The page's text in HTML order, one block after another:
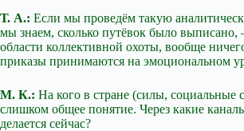
Т. А.: Если мы проведём такую
мы знаем, сколько путёвок было выписано,
области коллективной охоты, вообще
приказы принимаются на эмоциональном
М. К.: На кого в стране (силы, социальные
слишком общее понятие. Через какие
делается сейчас?